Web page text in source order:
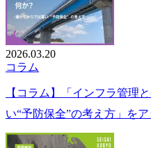
2026.03.20
コラム
【コラム】「インフラ管理
い“予防保全”の考え方」をア